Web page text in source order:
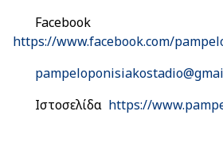
Facebook
https://www.facebook.com/
Ιστοσελίδα https://